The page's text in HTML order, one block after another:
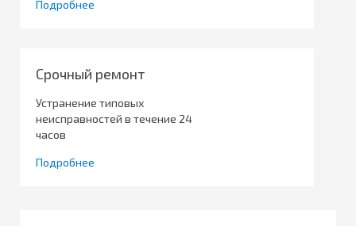
Подробнее
Срочный ремонт
Устранение типовых
неисправностей в течение 24
часов
Подробнее